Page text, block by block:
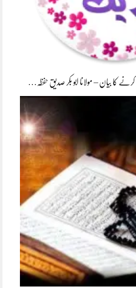
کا بیان – مولانا ابو بکر صدیق حفظہ…